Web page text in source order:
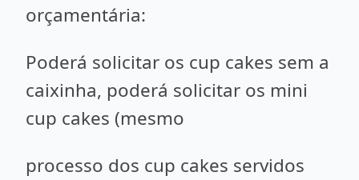
orçamentária:
Poderá solicitar os cup cakes sem a
caixinha, poderá solicitar os mini
cup cakes (mesmo
processo dos cup cakes servidos